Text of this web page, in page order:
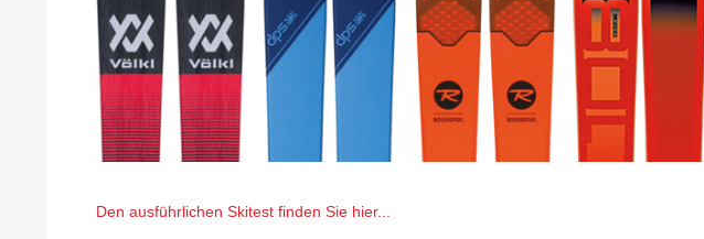
Den ausführlichen Skitest finden Sie hier...